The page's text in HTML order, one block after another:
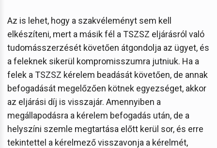
Az is lehet, hogy a szakvéleményt sem kell
elkészíteni, mert a másik fél a TSZSZ eljárásról való
tudomásszerzését követően átgondolja az ügyet, és
a feleknek sikerül kompromisszumra jutniuk. Ha a
felek a TSZSZ kérelem beadását követően, de annak
befogadását megelőzően kötnek egyezséget, akkor
az eljárási díj is visszajár. Amennyiben a
megállapodásra a kérelem befogadás után, de a
helyszíni szemle megtartása előtt kerül sor, és erre
tekintettel a kérelmező visszavonja a kérelmét,